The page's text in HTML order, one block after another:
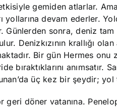
gemiden atlarlar.
yollarına devam ederler.
Günlerden sonra, deniz
Denizkızının krallığı olan
Bir gün Hermes
bıraktıklarını anımsatır.
üç kez bir şeydir; yol
döner vatanına.